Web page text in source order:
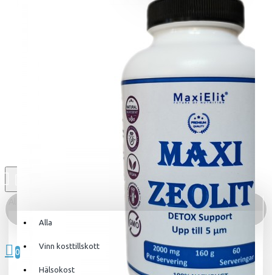
Alla
Alla
Vinn kosttillskott
Hälsokost
0